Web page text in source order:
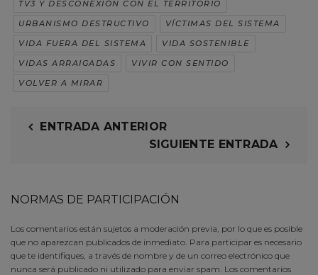
TV3 Y DESCONEXIÓN CON EL TERRITORIO
URBANISMO DESTRUCTIVO
VÍCTIMAS DEL SISTEMA
VIDA FUERA DEL SISTEMA
VIDA SOSTENIBLE
VIDAS ARRAIGADAS
VIVIR CON SENTIDO
VOLVER A MIRAR
ENTRADA ANTERIOR
SIGUIENTE ENTRADA
NORMAS DE PARTICIPACIÓN
Los comentarios están sujetos a moderación previa, por lo que es posible
que no aparezcan publicados de inmediato. Para participar es necesario
que te identifiques, a través de nombre y de un correo electrónico que
nunca será publicado ni utilizado para enviar spam. Los comentarios